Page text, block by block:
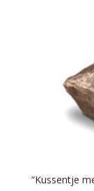
“Kussentje